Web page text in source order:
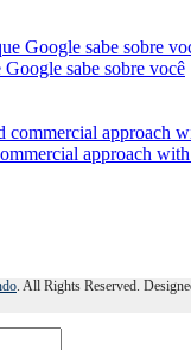
Google sabe sobre você
approach with
. All Rights Reserved.